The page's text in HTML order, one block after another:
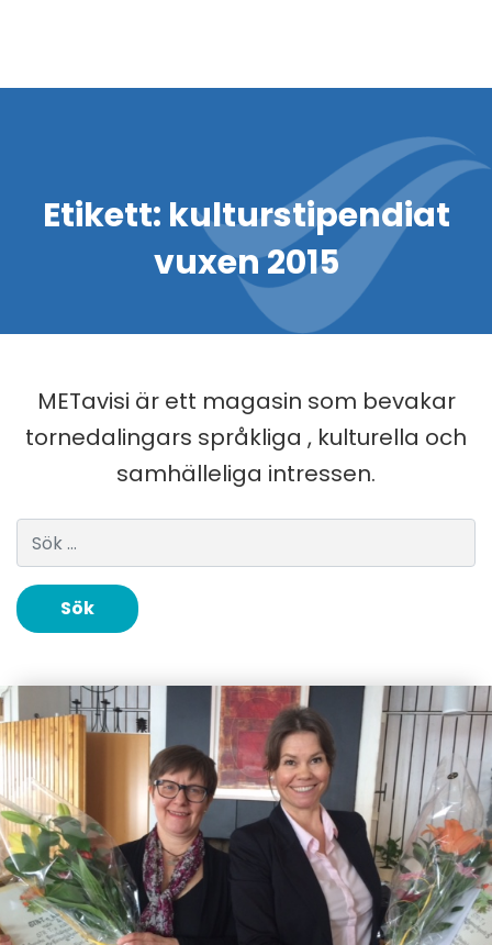
Etikett: kulturstipendiat
vuxen 2015
METavisi är ett magasin som bevakar
tornedalingars språkliga , kulturella och
samhälleliga intressen.
Sök efter: